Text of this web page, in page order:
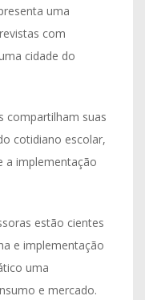
uma
com
cidade do
compartilham suas
cotidiano escolar,
a implementação
estão cientes
e implementação
uma
e mercado.